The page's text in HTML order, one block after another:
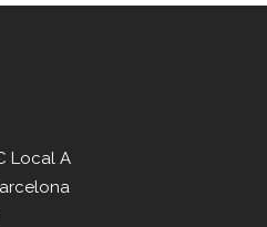
Local A